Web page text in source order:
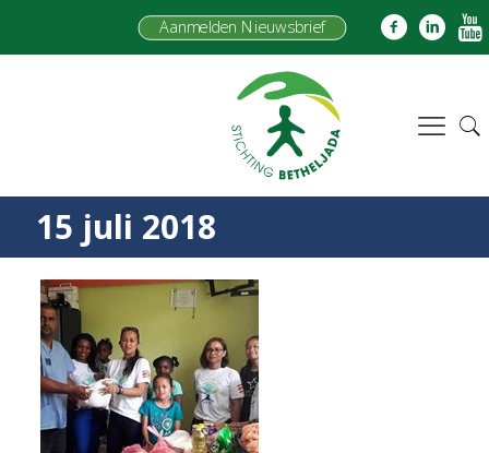
Aanmelden Nieuwsbrief
15 juli 2018